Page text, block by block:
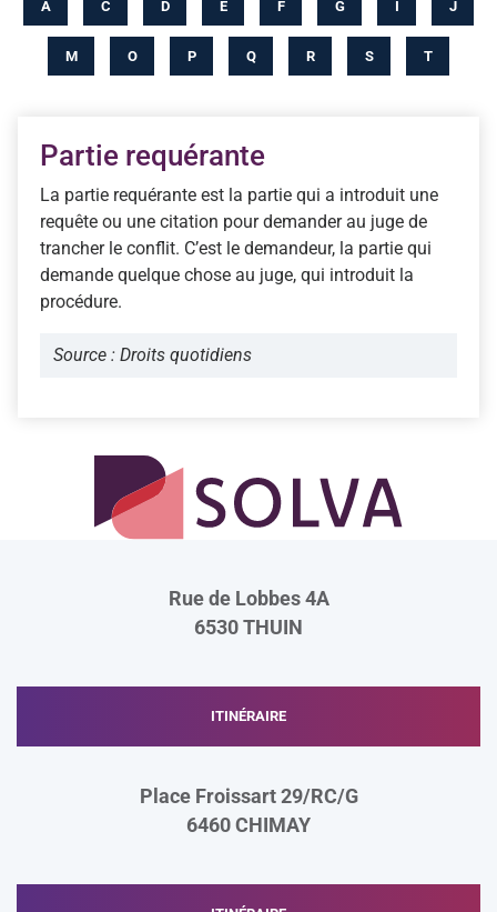
A C D E F G I J
M O P Q R S T
Partie requérante
La partie requérante est la partie qui a introduit une
requête ou une citation pour demander au juge de
trancher le conflit. C’est le demandeur, la partie qui
demande quelque chose au juge, qui introduit la
procédure.
Source : Droits quotidiens
Rue de Lobbes 4A
6530 THUIN
ITINÉRAIRE
Place Froissart 29/RC/G
6460 CHIMAY